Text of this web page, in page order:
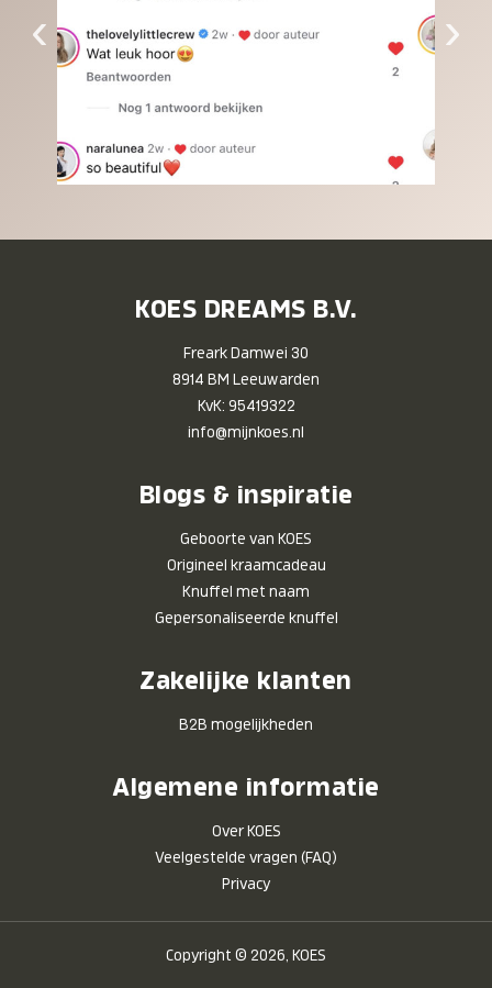
‹ ›
KOES DREAMS B.V.
Freark Damwei 30
8914 BM Leeuwarden
KvK: 95419322
info@mijnkoes.nl
Blogs & inspiratie
Geboorte van KOES
Origineel kraamcadeau
Knuffel met naam
Gepersonaliseerde knuffel
Zakelijke klanten
B2B mogelijkheden
Algemene informatie
Over KOES
Veelgestelde vragen (FAQ)
Privacy
Copyright © 2026, KOES